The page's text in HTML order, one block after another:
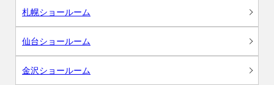
札幌ショールーム
仙台ショールーム
金沢ショールーム